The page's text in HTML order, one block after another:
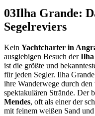
03Ilha Grande:
Segelreviers
Kein Yachtcharter in
ausgiebigen Besuch derIlha
ist die größte und
für jeden Segler. Ilha
ihre Wanderwege durch
spektakulären Strände. Der
Mendes, oft als einer der
mit feinem weißen Sand